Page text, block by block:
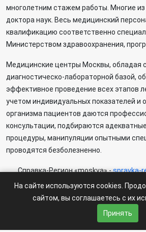
многолетним стажем работы. Многие из
доктора наук. Весь медицинский
квалификацию соответственно
Министерством здравоохранения,
Медицинские центры Москвы, обладая
диагностическо-лабораторной базой,
эффективное проведение всех этапов
учетом индивидуальных показателей и
организма пациентов даются
консультации, подбираются
процедуры, манипуляции опытными
проводятся безболезненно.
Справка-Регион «moskva» -spravka-
По всем возникающим
На сайте может быть информация
ограничения 6+.
На сайте используются cookies.
сайтом, вы соглашаетесь с их
Принять